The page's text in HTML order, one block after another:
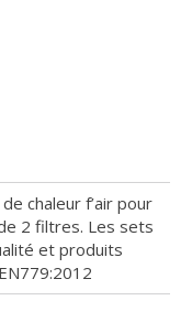
chaleur f’air pour
2 filtres. Les sets
et produits